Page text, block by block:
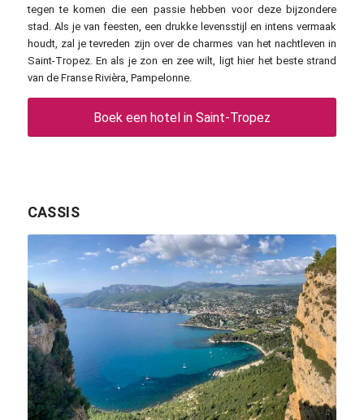
tegen te komen die een passie hebben voor deze bijzondere
stad. Als je van feesten, een drukke levensstijl en intens vermaak
houdt, zal je tevreden zijn over de charmes van het nachtleven in
Saint-Tropez. En als je zon en zee wilt, ligt hier het beste strand
van de Franse Rivièra, Pampelonne.
Boek een hotel in Saint-Tropez
CASSIS
SlimMars 13 / pexels.com